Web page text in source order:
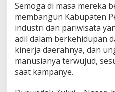
Semoga di masa mereka
membangun Kabupaten
industri dan pariwisata
adil dalam berkehidupan
kinerja daerahnya, dan
manusianya terwujud,
saat kampanye.